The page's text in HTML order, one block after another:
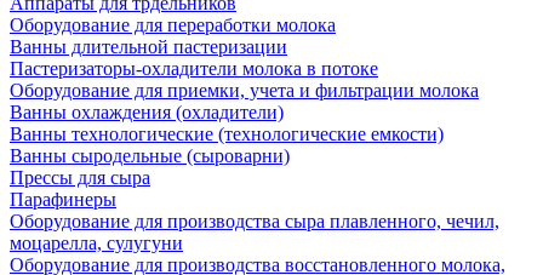
Оборудование для переработки молока
Ванны длительной пастеризации
Пастеризаторы-охладители молока в потоке
Оборудование для приемки, учета и фильтрации молока
Ванны охлаждения (охладители)
Ванны технологические (технологические емкости)
Ванны сыродельные (сыроварни)
Прессы для сыра
Парафинеры
Оборудование для производства сыра плавленного, чечил,
моцарелла, сулугуни
Оборудование для производства восстановленного молока,